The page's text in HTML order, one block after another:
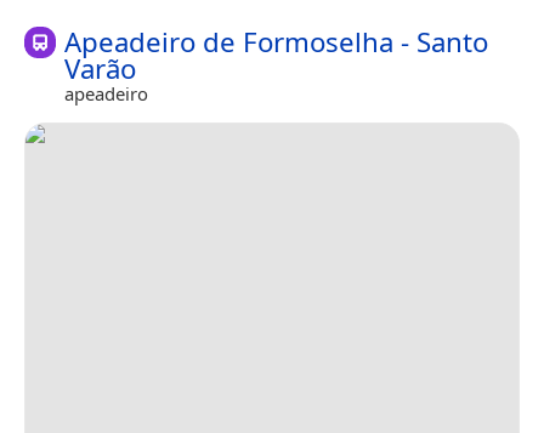
Apeadeiro de Formoselha - Santo
Varão
apeadeiro